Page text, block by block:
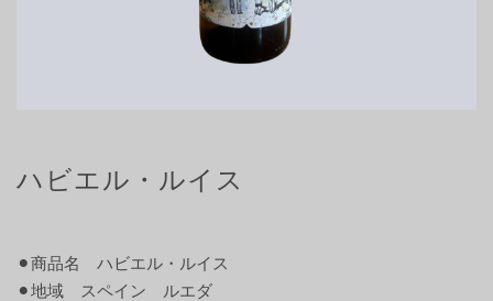
ハビエル・ルイス
⚫︎商品名 ハビエル・ルイス
⚫︎地域 スペイン ルエダ